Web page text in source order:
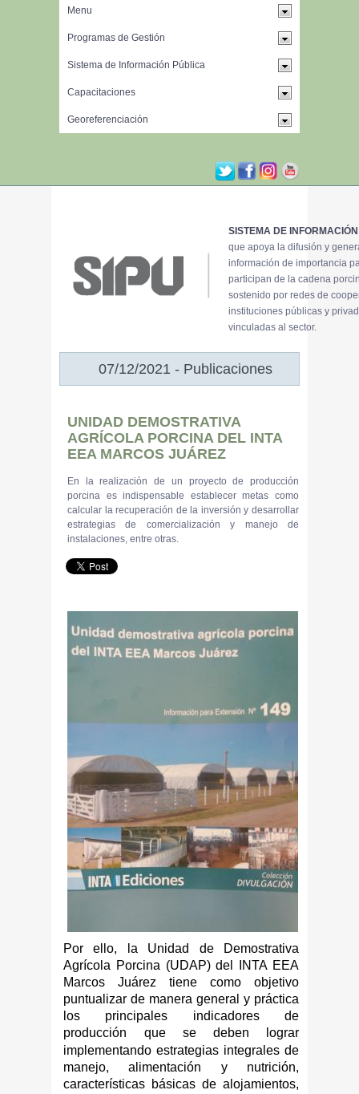
SISTEMA DE
que apoya la difusión y
información de importancia
participan de la cadena
sostenido por redes de
instituciones públicas y
vinculadas al sector.
07/12/2021 - Publicaciones
UNIDAD DEMOSTRATIVA
AGRÍCOLA PORCINA DEL INTA
EEA MARCOS JUÁREZ
En la realización de un proyecto de producción
porcina es indispensable establecer metas como
calcular la recuperación de la inversión y desarrollar
estrategias de comercialización y manejo de
instalaciones, entre otras.
Por ello, la Unidad de Demostrativa
Agrícola Porcina (UDAP) del INTA EEA
Marcos Juárez tiene como objetivo
puntualizar de manera general y práctica
los principales indicadores de
producción que se
deben lograr
implementando estrategias integrales de
manejo, alimentación y nutrición,
características básicas de alojamientos,